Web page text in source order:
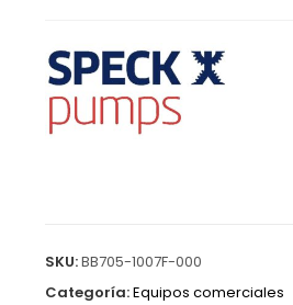
SKU:BB705-1007F-000
Categoría:Equipos comerciales